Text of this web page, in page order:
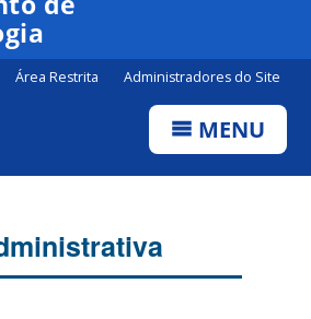
Área Restrita Administradores do Site
MENU